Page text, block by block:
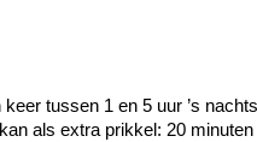
tussen 1 en 5 uur ’s
als extra prikkel: 20